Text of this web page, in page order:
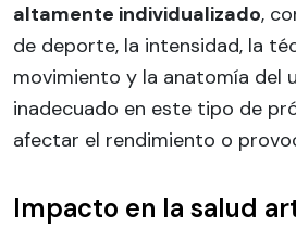
altamente individualizado,
de deporte, la intensidad, la
movimiento y la anatomía del
inadecuado en este tipo de
afectar el rendimiento o
Impacto en la salud